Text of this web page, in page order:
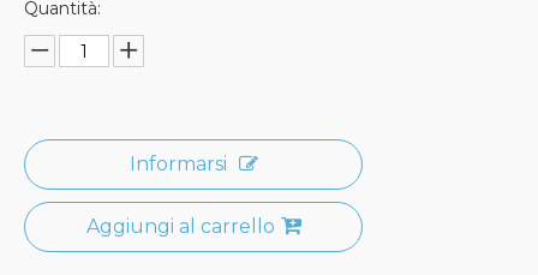
Quantità:
Informarsi
Aggiungi al carrello